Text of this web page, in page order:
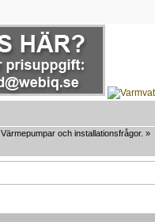
Värmepumpar och installationsfrågor. »